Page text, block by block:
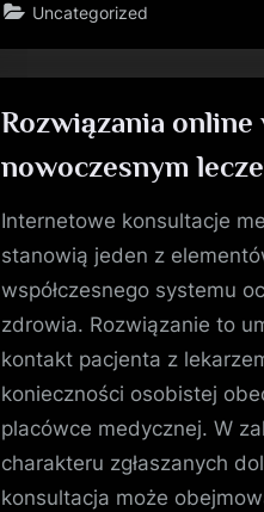
na
Północnym?”
Uncategorized
Rozwiązania online
nowoczesnym
Internetowe konsultacje
stanowią jeden z
współczesnego systemu
zdrowia. Rozwiązanie to
kontakt pacjenta z
konieczności osobistej
placówce medycznej. W
charakteru zgłaszanych
konsultacja może